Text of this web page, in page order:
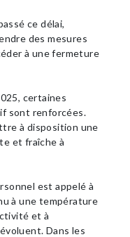
ce délai,
des mesures
à une fermeture
certaines
sont renforcées.
à disposition une
et fraîche à
est appelé à
à une température
et à
Dans les